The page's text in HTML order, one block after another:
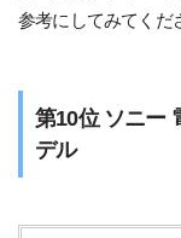
参考にしてみてくだ
第10位 ソニー
デル